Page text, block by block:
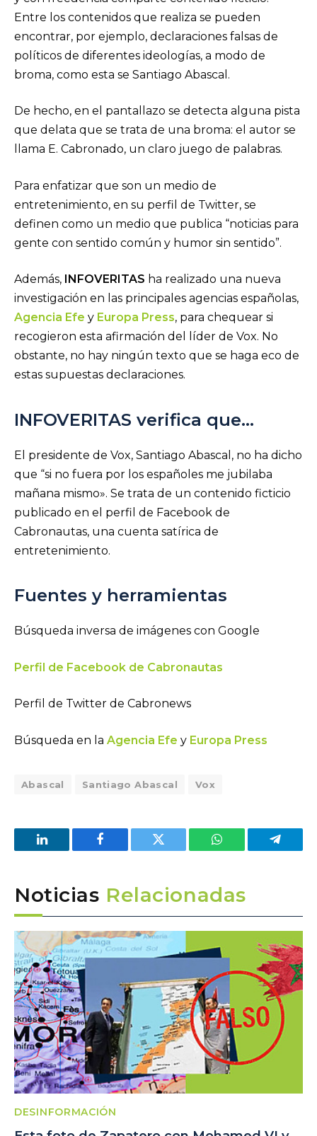
Entre los contenidos que realiza se pueden
encontrar, por ejemplo, declaraciones falsas de
políticos de diferentes ideologías, a modo de
broma, como esta se Santiago Abascal.
De hecho, en el pantallazo se detecta alguna pista
que delata que se trata de una broma: el autor se
llama E. Cabronado, un claro juego de palabras.
Para enfatizar que son un medio de
entretenimiento, en su perfil de Twitter, se
definen como un medio que publica “noticias para
gente con sentido común y humor sin sentido”.
Además, INFOVERITAS ha realizado una nueva
investigación en las principales agencias españolas,
Agencia Efe y Europa Press, para chequear si
recogieron esta afirmación del líder de Vox. No
obstante, no hay ningún texto que se haga eco de
estas supuestas declaraciones.
INFOVERITAS verifica que…
El presidente de Vox, Santiago Abascal, no ha dicho
que “si no fuera por los españoles me jubilaba
mañana mismo». Se trata de un contenido ficticio
publicado en el perfil de Facebook de
Cabronautas, una cuenta satírica de
entretenimiento.
Fuentes y herramientas
Búsqueda inversa de imágenes con Google
Perfil de Facebook de Cabronautas
Perfil de Twitter de Cabronews
Búsqueda en la Agencia Efe y Europa Press
Abascal Santiago Abascal Vox
LinkedIn Facebook Twitter WhatsApp
Noticias Relacionadas
DESINFORMACIÓN